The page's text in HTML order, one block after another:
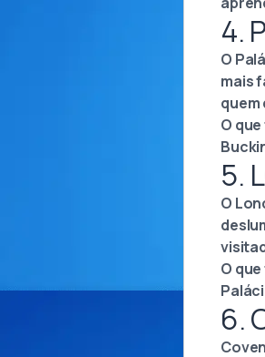
4.
O
mais
quem
O
5.
O
O
6.